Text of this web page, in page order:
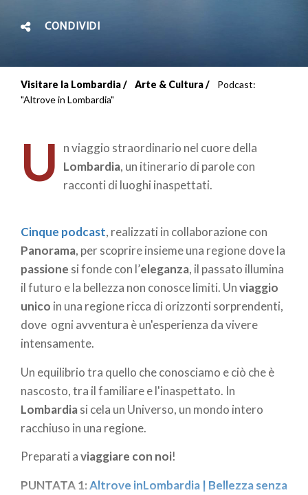
CONDIVIDI
Briciole
pane
Visitare la Lombardia Arte & Cultura
Podcast:
"Altrove in Lombardia"
U
n viaggio straordinario nel cuore della
Lombardia, un itinerario di parole con
racconti di luoghi inaspettati.
Cinque podcast, realizzati in collaborazione con
Panorama, per scoprire insieme una regione dove la
passione si fonde con l’eleganza, il passato illumina
il futuro e la bellezza non conosce limiti. Unviaggio
unico in una regione ricca di orizzonti sorprendenti,
dove ogni avventura è un'esperienza da vivere
intensamente.
Un equilibrio tra quello che conosciamo e ciò che è
nascosto, tra il familiare e l'inaspettato. In
Lombardiasi cela un Universo, un mondo intero
racchiuso in una regione.
Preparati aviaggiare con noi!
PUNTATA 1:Altrove inLombardia | Bellezza senza